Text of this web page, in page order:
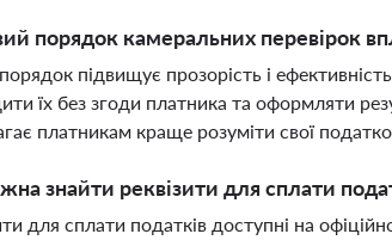
порядок камеральних перевірок
підвищує прозорість і
їх без згоди платника та оформляти
платникам краще розуміти свої
знайти реквізити для сплати
для сплати податків доступні на